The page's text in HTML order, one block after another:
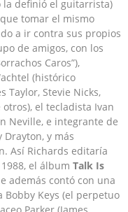
la definió el guitarrista)
tomar el mismo
a ir contra sus propios
de amigos, con los
Caros”),
(histórico
Taylor, Stevie Nicks,
otros), el tecladista Ivan
Neville, e integrante de
y más
Así Richards editaría
el álbum Talk Is
además contó con una
Keys (el perpetuo